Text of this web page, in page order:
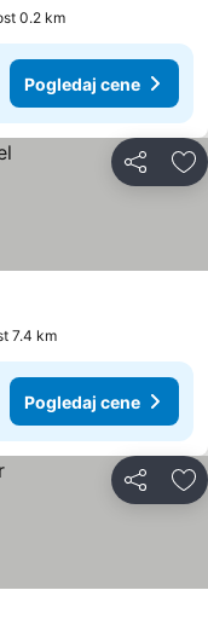
0.2 km
Pogledaj cene
Deli
7.4 km
Pogledaj cene
Deli